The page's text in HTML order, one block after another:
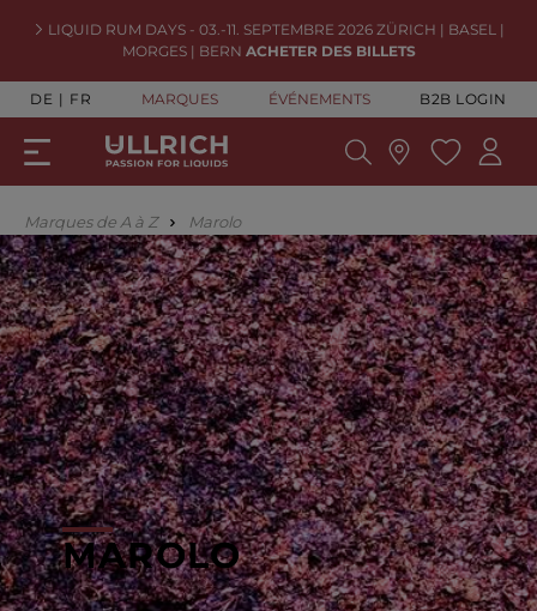
LIQUID RUM DAYS - 03.-11. SEPTEMBRE 2026 ZÜRICH | BASEL |
MORGES | BERN ACHETER DES BILLETS
DE FR MARQUES ÉVÉNEMENTS B2B LOGIN
Marques de A à Z Marolo
MAROLO